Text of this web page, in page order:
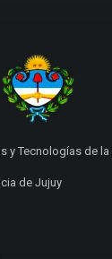
y Tecnologías de la
de Jujuy